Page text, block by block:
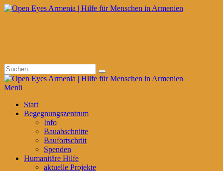
Zum
Suchen
nach:
Suchen
Menü
Primäres
Menü
Start
Begegnungszentrum
Info
Bauabschnitte
Baufortschritt
Spenden
Humanitäre Hilfe
aktuelle Projekte